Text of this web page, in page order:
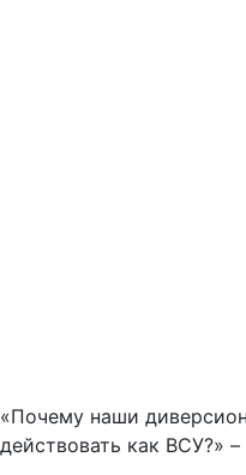
«Почему наши
действовать как ВСУ?»